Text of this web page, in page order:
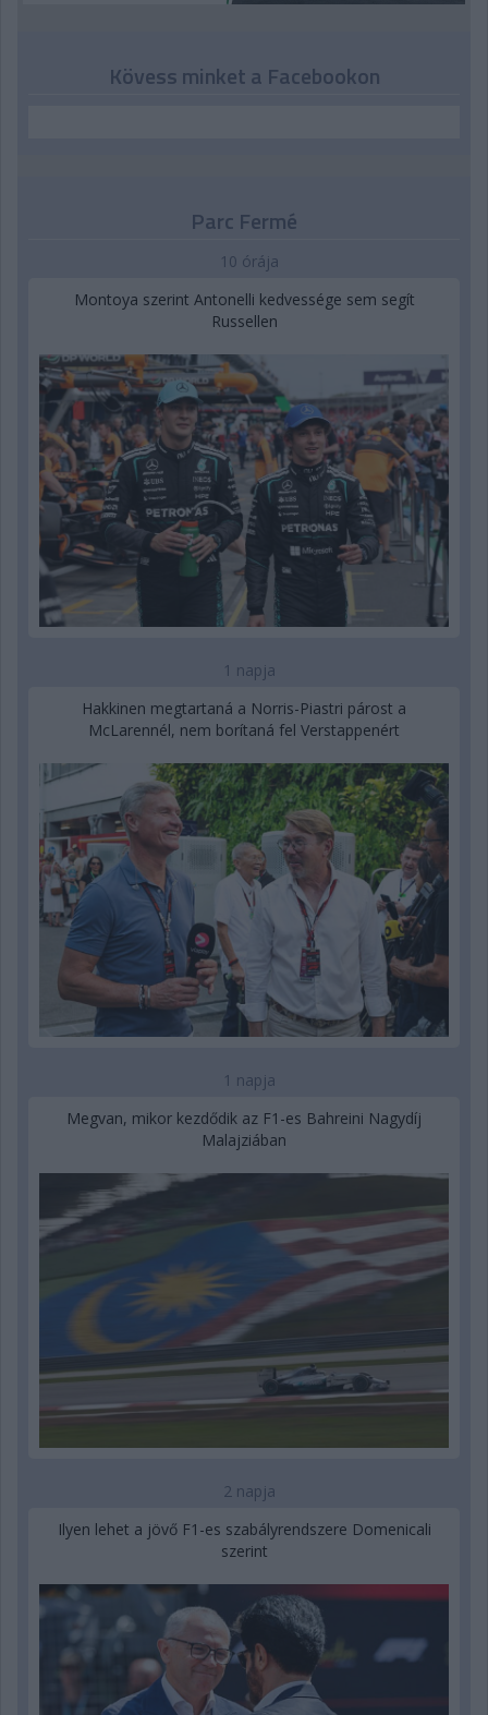
Kövess minket a Facebookon
Parc Fermé
10 órája
Montoya szerint Antonelli kedvessége sem segít
Russellen
1 napja
Hakkinen megtartaná a Norris-Piastri párost a
McLarennél, nem borítaná fel Verstappenért
1 napja
Megvan, mikor kezdődik az F1-es Bahreini Nagydíj
Malajziában
2 napja
Ilyen lehet a jövő F1-es szabályrendszere Domenicali
szerint